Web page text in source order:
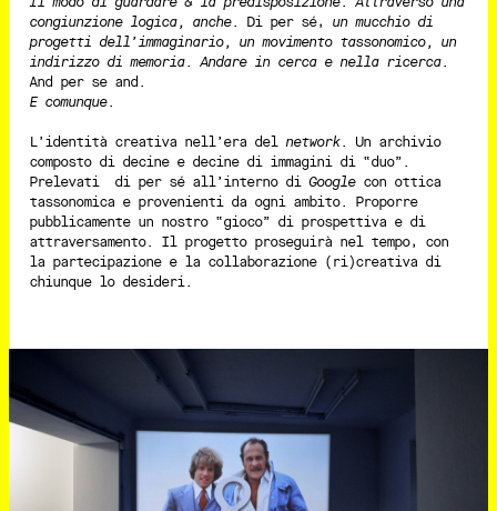
Il modo di guardare & la predisposizione. Attraverso una
congiunzione logica, anche. Di per sé, un mucchio di
progetti dell’immaginario, un movimento tassonomico, un
indirizzo di memoria. Andare in cerca e nella ricerca.
And per se and.
E comunque.
L’identità creativa nell’era del network. Un archivio
composto di decine e decine di immagini di “duo”.
Prelevati di per sé all’interno di Googlecon ottica
tassonomica e provenienti da ogni ambito. Proporre
pubblicamente un nostro “gioco” di prospettiva e di
attraversamento. Il progetto proseguirà nel tempo, con
la partecipazione e la collaborazione (ri)creativa di
chiunque lo desideri.